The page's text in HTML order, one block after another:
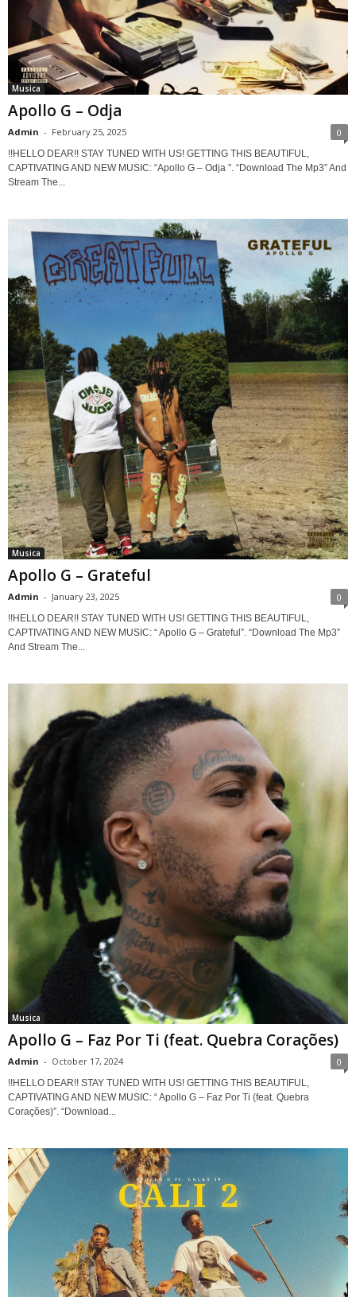
Musica
Apollo G – Odja
Admin - February 25, 2025 0
!!HELLO DEAR!! STAY TUNED WITH US! GETTING THIS BEAUTIFUL,
CAPTIVATING AND NEW MUSIC: “Apollo G – Odja ”. “Download The Mp3” And
Stream The...
Musica
Apollo G – Grateful
Admin - January 23, 2025 0
!!HELLO DEAR!! STAY TUNED WITH US! GETTING THIS BEAUTIFUL,
CAPTIVATING AND NEW MUSIC: “ Apollo G – Grateful”. “Download The Mp3”
And Stream The...
Musica
Apollo G – Faz Por Ti (feat. Quebra Corações)
Admin - October 17, 2024 0
!!HELLO DEAR!! STAY TUNED WITH US! GETTING THIS BEAUTIFUL,
CAPTIVATING AND NEW MUSIC: “ Apollo G – Faz Por Ti (feat. Quebra
Corações)”. “Download...